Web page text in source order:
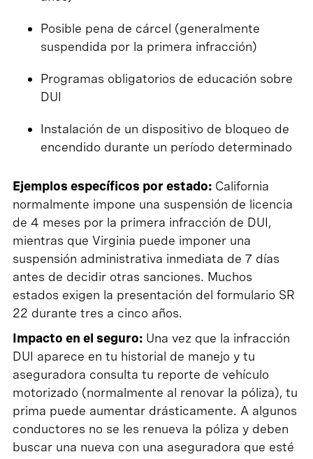
Posible pena de cárcel (generalmente
suspendida por la primera infracción)
Programas obligatorios de educación sobre
DUI
Instalación de un dispositivo de bloqueo de
encendido durante un período determinado
Ejemplos específicos por estado: California
normalmente impone una suspensión de licencia
de 4 meses por la primera infracción de DUI,
mientras que Virginia puede imponer una
suspensión administrativa inmediata de 7 días
antes de decidir otras sanciones. Muchos
estados exigen la presentación del formulario SR
22 durante tres a cinco años.
Impacto en el seguro: Una vez que la infracción
DUI aparece en tu historial de manejo y tu
aseguradora consulta tu reporte de vehículo
motorizado (normalmente al renovar la póliza), tu
prima puede aumentar drásticamente. A algunos
conductores no se les renueva la póliza y deben
buscar una nueva con una aseguradora que esté